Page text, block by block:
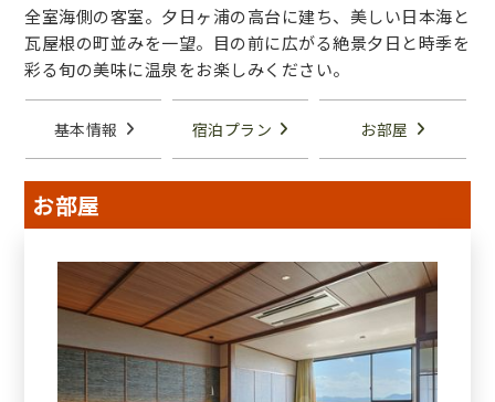
全室海側の客室。夕日ヶ浦の高台に建ち、美しい日本海と
瓦屋根の町並みを一望。目の前に広がる絶景夕日と時季を
彩る旬の美味に温泉をお楽しみください。
基本情報 宿泊プラン お部屋
お部屋